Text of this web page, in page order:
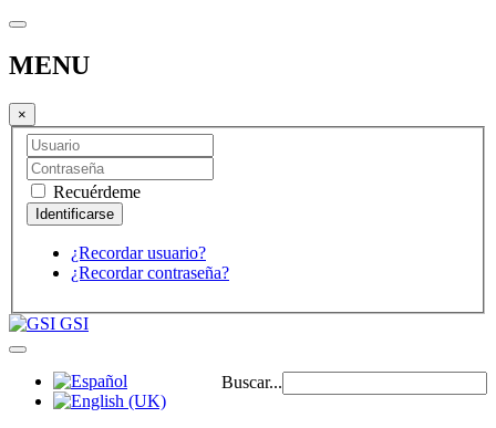
MENU
×
Recuérdeme
¿Recordar usuario?
¿Recordar contraseña?
GSI
Buscar...